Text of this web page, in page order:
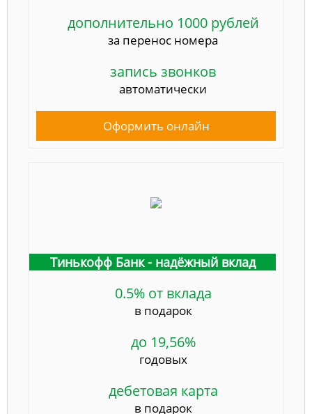
дополнительно 1000 рублей
за перенос номера
запись звонков
автоматически
Оформить онлайн
Тинькофф Банк - надёжный вклад
0.5% от вклада
в подарок
до 19,56%
годовых
дебетовая карта
в подарок